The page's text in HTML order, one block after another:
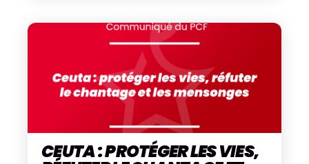
CEUTA : PROTÉGER LES VIES,